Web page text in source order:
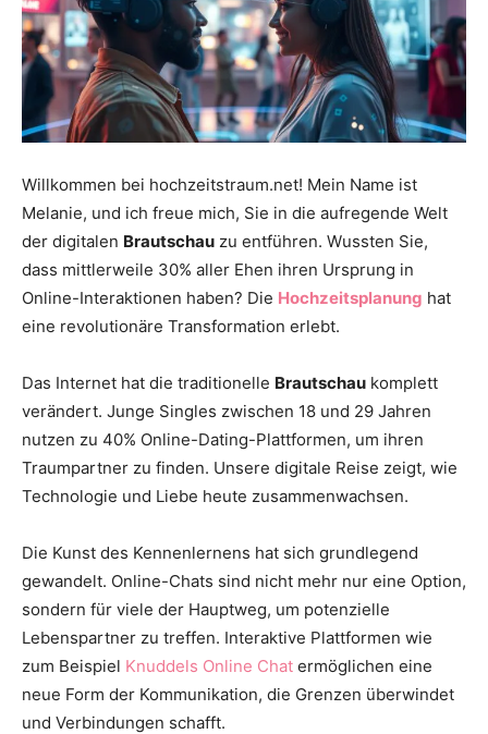
rund
das
Hochzeit
Willkommen bei hochzeitstraum.net! Mein Name ist
Melanie, und ich freue mich, Sie in die aufregende Welt
der digitalen Brautschau zu entführen. Wussten Sie,
dass mittlerweile 30% aller Ehen ihren Ursprung in
Online-Interaktionen haben? Die Hochzeitsplanung hat
eine revolutionäre Transformation erlebt.
Das Internet hat die traditionelle Brautschau komplett
verändert. Junge Singles zwischen 18 und 29 Jahren
nutzen zu 40% Online-Dating-Plattformen, um ihren
Traumpartner zu finden. Unsere digitale Reise zeigt, wie
Technologie und Liebe heute zusammenwachsen.
Die Kunst des Kennenlernens hat sich grundlegend
gewandelt. Online-Chats sind nicht mehr nur eine Option,
sondern für viele der Hauptweg, um potenzielle
Lebenspartner zu treffen. Interaktive Plattformen wie
zum Beispiel Knuddels Online Chat ermöglichen eine
neue Form der Kommunikation, die Grenzen überwindet
und Verbindungen schafft.